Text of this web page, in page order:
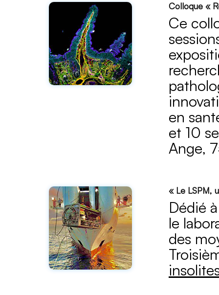
Colloque «
Ce
en
et 10
Ange,
« Le LSPM,
Dédié
le
des